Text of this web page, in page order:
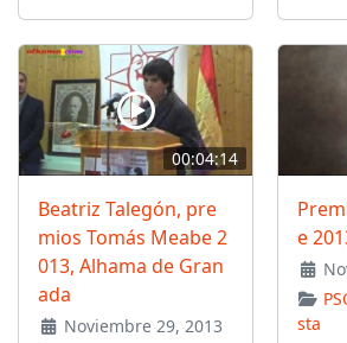
00:04:14
Beatriz Talegón, pre
mios Tomás Meabe 2
013, Alhama de Gran
ada
Noviembre 29, 2013
e
sta